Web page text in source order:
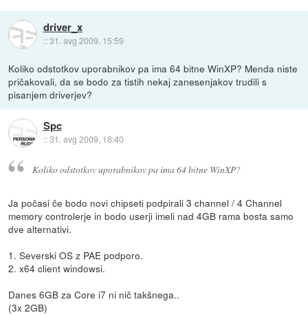
driver_x
::31. avg 2009, 15:59
Koliko odstotkov uporabnikov pa ima 64 bitne WinXP? Menda niste
pričakovali, da se bodo za tistih nekaj zanesenjakov trudili s
pisanjem driverjev?
Spc
::31. avg 2009, 18:40
Koliko odstotkov uporabnikov pa ima 64 bitne WinXP?
Ja počasi če bodo novi chipseti podpirali 3 channel / 4 Channel
memory controlerje in bodo userji imeli nad 4GB rama bosta samo
dve alternativi.
1. Severski OS z PAE podporo.
2. x64 client windowsi.
Danes 6GB za Core i7 ni nič takšnega..
(3x 2GB)